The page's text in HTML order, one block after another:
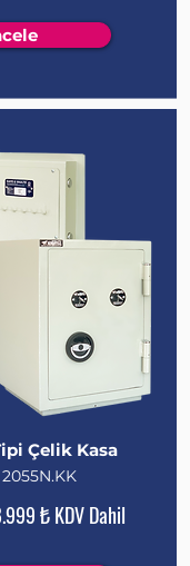
Çelik Kasa
₺ KDV Dahil